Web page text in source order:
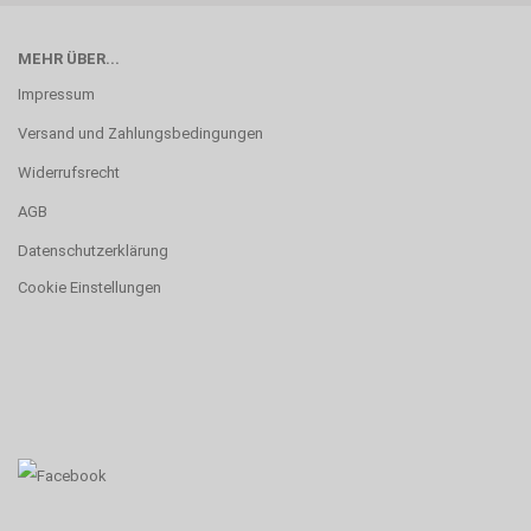
MEHR ÜBER...
Impressum
Versand und Zahlungsbedingungen
Widerrufsrecht
AGB
Datenschutzerklärung
Cookie Einstellungen